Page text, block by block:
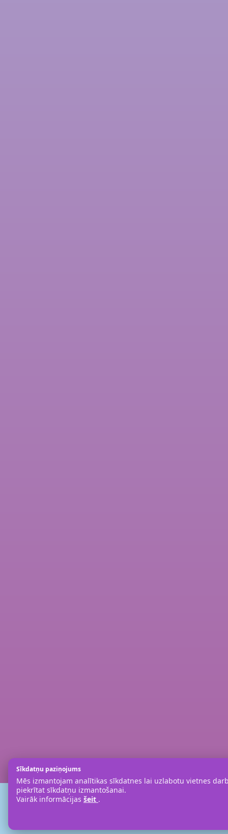
Sīkdatņu paziņojums
Mēs izmantojam analītikas sīkdatnes lai uzlabotu vietnes
piekrītat sīkdatņu izmantošanai.
Vairāk informācijas šeit .